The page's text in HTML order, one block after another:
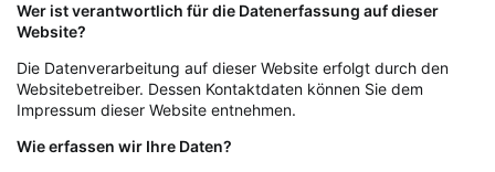
Wer ist verantwortlich für die Datenerfassung auf dieser
Website?
Die Datenverarbeitung auf dieser Website erfolgt durch den
Websitebetreiber. Dessen Kontaktdaten können Sie dem
Impressum dieser Website entnehmen.
Wie erfassen wir Ihre Daten?